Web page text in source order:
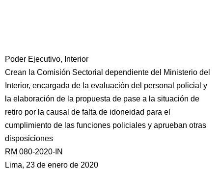
Poder Ejecutivo, Interior
Crean la Comisión Sectorial dependiente del Ministerio del
Interior, encargada de la evaluación del personal policial y
la elaboración de la propuesta de pase a la situación de
retiro por la causal de falta de idoneidad para el
cumplimiento de las funciones policiales y aprueban otras
disposiciones
RM 080-2020-IN
Lima, 23 de enero de 2020